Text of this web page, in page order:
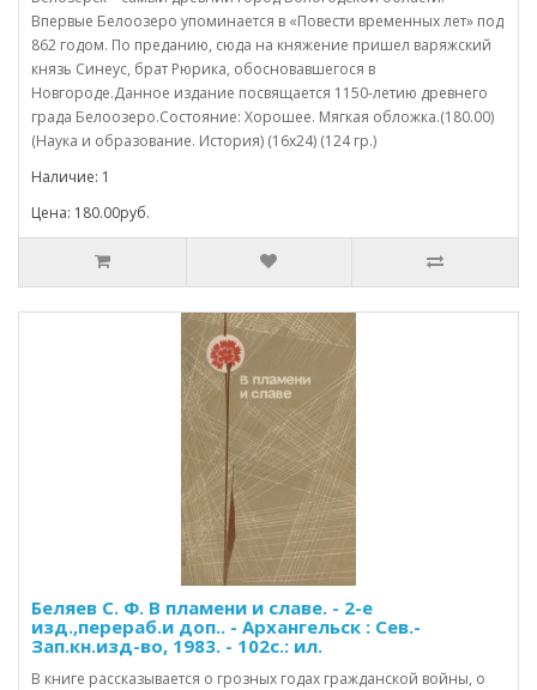
Впервые Белоозеро упоминается в «Повести временных лет» под
862 годом. По преданию, сюда на княжение пришел варяжский
князь Синеус, брат Рюрика, обосновавшегося в
Новгороде.Данное издание посвящается 1150-летию древнего
града Белоозеро.Состояние: Хорошее. Мягкая обложка.(180.00)
(Наука и образование. История) (16х24) (124 гр.)
Наличие: 1
Цена: 180.00руб.
Беляев С. Ф. В пламени и славе. - 2-е
изд.,перераб.и доп.. - Архангельск : Сев.-
Зап.кн.изд-во, 1983. - 102с.: ил.
В книге рассказывается о грозных годах гражданской войны, о